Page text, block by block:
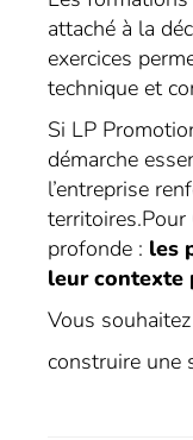
attaché à la
exercices
technique et
Si LP
démarche
l’entreprise
profonde : les
leur
Vous
construire une